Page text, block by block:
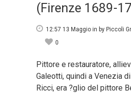
(Firenze 1689-
12:57 13 Maggio in by Piccoli
0
Pittore e restauratore,
Galeotti, quindi a Venezia
Ricci, era ?glio del pittore